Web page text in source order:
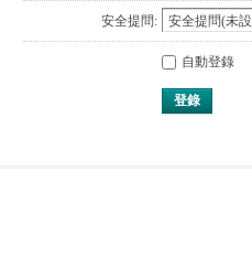
安全提問:
自動登錄
登錄